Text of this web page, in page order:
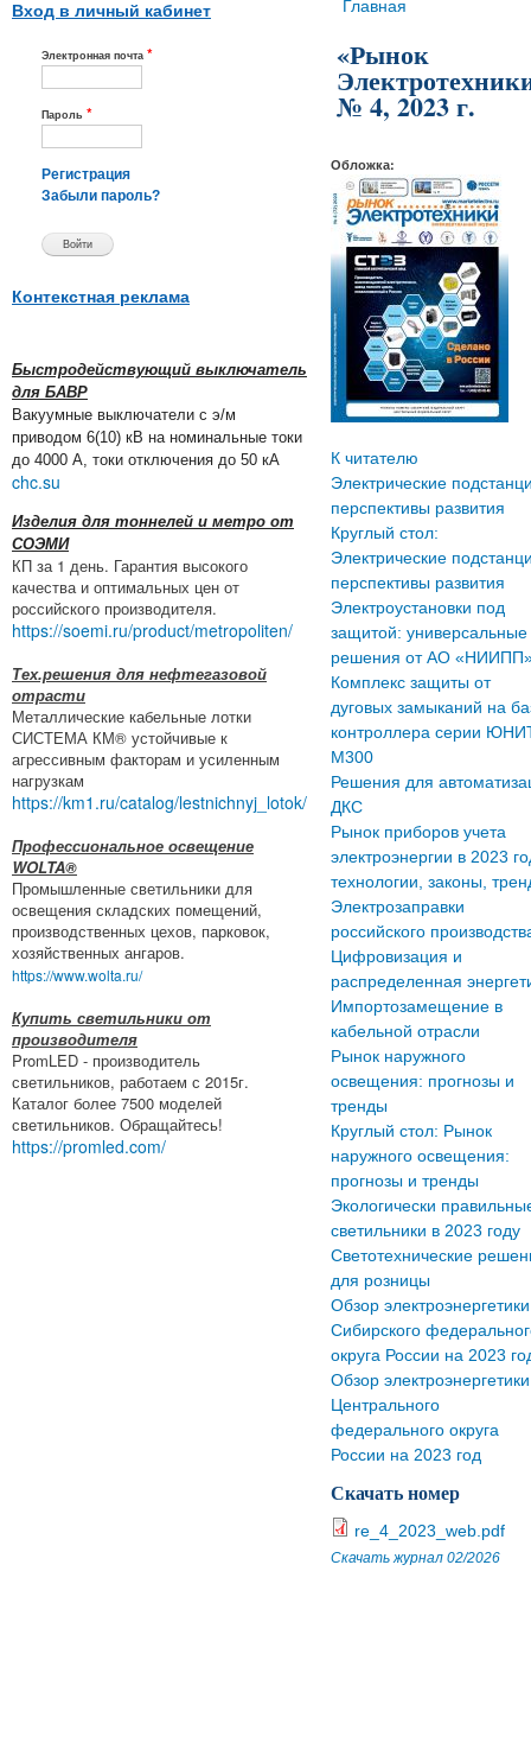
Вход в личный кабинет
Электронная почта *
Пароль *
Регистрация
Забыли пароль?
Контекстная реклама
Быстродействующий выключатель
для БАВР
Вакуумные выключатели с э/м
приводом 6(10) кВ на номинальные токи
до 4000 А, токи отключения до 50 кА
chc.su
Изделия для тоннелей и метро от
СОЭМИ
КП за 1 день. Гарантия высокого
качества и оптимальных цен от
российского производителя.
https://soemi.ru/product/metropoliten/
Тех.решения для нефтегазовой
отрасти
Металлические кабельные лотки
СИСТЕМА КМ® устойчивые к
агрессивным факторам и усиленным
нагрузкам
https://km1.ru/catalog/lestnichnyj_lotok/
Профессиональное освещение
WOLTA®
Промышленные светильники для
освещения складских помещений,
производственных цехов, парковок,
хозяйственных ангаров.
https://www.wolta.ru/
Купить светильники от
производителя
PromLED - производитель
светильников, работаем с 2015г.
Каталог более 7500 моделей
светильников. Обращайтесь!
https://promled.com/
Вы здесь
Главная
«Рынок
№ 4, 2023 г.
Обложка:
К читателю
Электрические
перспективы развития
Круглый стол:
Электрические
перспективы развития
Электроустановки под
защитой: универсальные
решения от АО
Комплекс защиты от
дуговых замыканий на
контроллера серии
М300
Решения для
ДКС
Рынок приборов учета
электроэнергии в 2023
технологии, законы,
Электрозаправки
российского
Цифровизация и
распределенная
Импортозамещение в
кабельной отрасли
Рынок наружного
освещения: прогнозы и
тренды
Круглый стол: Рынок
наружного освещения:
прогнозы и тренды
Экологически
светильники в 2023 году
Светотехнические
для розницы
Обзор электроэнергетики
Сибирского
округа России на 2023
Обзор электроэнергетики
Центрального
федерального округа
России на 2023 год
Скачать номер
re_4_2023_web.pdf
Скачать журнал 02/2026